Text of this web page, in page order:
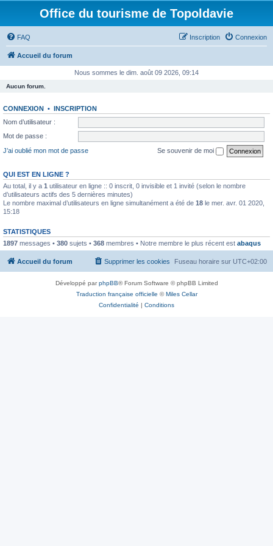
Office du tourisme de Topoldavie
FAQ Connexion
Inscription
Accueil du forum
Nous sommes le dim. août 09 2026, 09:14
Aucun forum.
CONNEXION • INSCRIPTION
Nom d’utilisateur :
Mot de passe :
J’ai oublié mon mot de passe
Se souvenir de moi
QUI EST EN LIGNE ?
Au total, il y a 1 utilisateur en ligne :: 0 inscrit, 0 invisible et 1 invité (selon le nombre
d’utilisateurs actifs des 5 dernières minutes)
Le nombre maximal d’utilisateurs en ligne simultanément a été de 18 le mer. avr. 01 2020,
15:18
STATISTIQUES
1897 messages • 380 sujets • 368 membres • Notre membre le plus récent est abaqus
Accueil du forum Fuseau horaire sur UTC+02:00
Supprimer les cookies
Développé parphpBB® Forum Software © phpBB Limited
Traduction française officielle ©Miles Cellar
Confidentialité | Conditions